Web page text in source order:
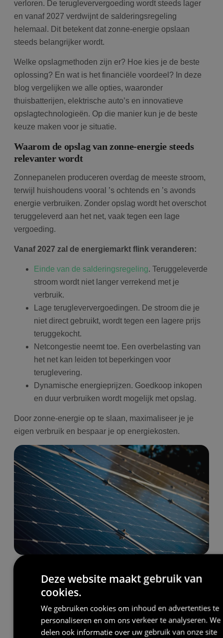
verloren. De terugleververgoeding wordt steeds lager
en vanaf 2027 verdwijnt de salderingsregeling
helemaal. Dit betekent dat zonne-energie opslaan
steeds belangrijker wordt.
Welke opslagmethoden zijn er? Hoe kies je de beste
oplossing? En wat is het financiële voordeel? In deze
blog vergelijken we alle opties, waaronder
thuisbatterijen, elektrische auto’s en innovatieve
opslagtechnologieën. Op die manier kun je de beste
keuze maken voor je situatie.
Waarom de opslag van zonne-energie steeds
relevanter wordt
Zonnepanelen produceren overdag de meeste stroom,
terwijl huishoudens vooral ’s ochtends en ’s avonds
energie verbruiken. Zonder opslag wordt het overschot
teruggeleverd aan het net, vaak tegen een lage
vergoeding.
Vanaf 2027 zal de energiemarkt flink veranderen:
Einde van de salderingsregeling. Teruggeleverde
stroom wordt niet langer verrekend met je
verbruik.
Lage terugleververgoedingen. De stroom die je
niet direct gebruikt, wordt tegen een lagere prijs
teruggekocht.
Netcongestie neemt toe. Een overbelasting van
het net kan leiden tot beperkingen voor
teruglevering.
Dynamische energieprijzen. Goedkoop inkopen
en duur verbruiken wordt mogelijk met opslag.
Door zonne-energie op te slaan, maximaliseer je je
eigen verbruik en bespaar je op energiekosten.
Welke manieren zijn er om zonne-energie op te
Er zijn verschillende manieren om opgewekte energie
op een later tijdstip te gebruiken. Hieronder bespreken
we de vijf beste methoden.
Deze website maakt gebruik van
cookies.
We gebruiken cookies om inhoud en advertenties te
personaliseren en om ons verkeer te analyseren. We
delen ook informatie over uw gebruik van onze site